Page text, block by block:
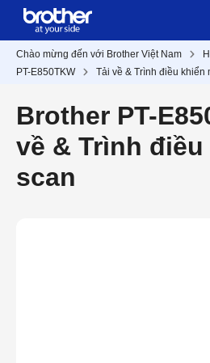
Chào mừng đến với Brother Việt Nam
PT-E850TKW
Tải về & Trình điều khiển
Brother PT-
về & Trình
scan